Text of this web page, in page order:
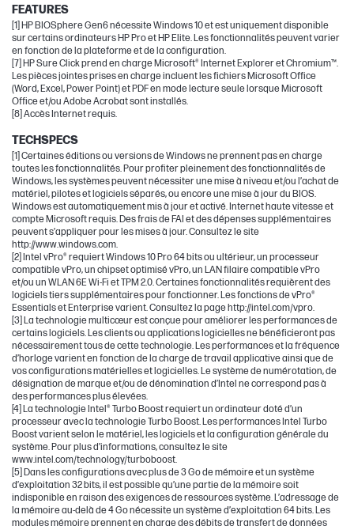
FEATURES
[1] HP BIOSphere Gen6 nécessite Windows 10 et est uniquement disponible
sur certains ordinateurs HP Pro et HP Elite. Les fonctionnalités peuvent varier
en fonction de la plateforme et de la configuration.
[7] HP Sure Click prend en charge Microsoft® Internet Explorer et Chromium™.
Les pièces jointes prises en charge incluent les fichiers Microsoft Office
(Word, Excel, Power Point) et PDF en mode lecture seule lorsque Microsoft
Office et/ou Adobe Acrobat sont installés.
[8] Accès Internet requis.
TECHSPECS
[1] Certaines éditions ou versions de Windows ne prennent pas en charge
toutes les fonctionnalités. Pour profiter pleinement des fonctionnalités de
Windows, les systèmes peuvent nécessiter une mise à niveau et/ou l’achat de
matériel, pilotes et logiciels séparés, ou encore une mise à jour du BIOS.
Windows est automatiquement mis à jour et activé. Internet haute vitesse et
compte Microsoft requis. Des frais de FAI et des dépenses supplémentaires
peuvent s’appliquer pour les mises à jour. Consultez le site
http://www.windows.com.
[2] Intel vPro® requiert Windows 10 Pro 64 bits ou ultérieur, un processeur
compatible vPro, un chipset optimisé vPro, un LAN filaire compatible vPro
et/ou un WLAN 6E Wi-Fi et TPM 2.0. Certaines fonctionnalités requièrent des
logiciels tiers supplémentaires pour fonctionner. Les fonctions de vPro®
Essentials et Enterprise varient. Consultez la page http://intel.com/vpro.
[3] La technologie multicœur est conçue pour améliorer les performances de
certains logiciels. Les clients ou applications logicielles ne bénéficieront pas
nécessairement tous de cette technologie. Les performances et la fréquence
d’horloge varient en fonction de la charge de travail applicative ainsi que de
vos configurations matérielles et logicielles. Le système de numérotation, de
désignation de marque et/ou de dénomination d’Intel ne correspond pas à
des performances plus élevées.
[4] La technologie Intel® Turbo Boost requiert un ordinateur doté d’un
processeur avec la technologie Turbo Boost. Les performances Intel Turbo
Boost varient selon le matériel, les logiciels et la configuration générale du
système. Pour plus d’informations, consultez le site
www.intel.com/technology/turboboost.
[5] Dans les configurations avec plus de 3 Go de mémoire et un système
d’exploitation 32 bits, il est possible qu’une partie de la mémoire soit
indisponible en raison des exigences de ressources système. L’adressage de
la mémoire au-delà de 4 Go nécessite un système d’exploitation 64 bits. Les
modules mémoire prennent en charge des débits de transfert de données